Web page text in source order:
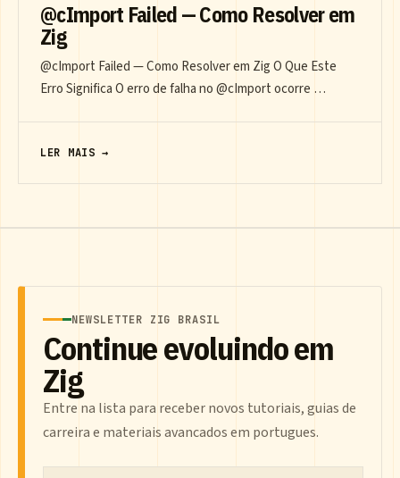
@cImport Failed — Como Resolver em
Zig
@cImport Failed — Como Resolver em Zig O Que Este
Erro Significa O erro de falha no @cImport ocorre …
LER MAIS →
NEWSLETTER ZIG BRASIL
Continue evoluindo em
Zig
Entre na lista para receber novos tutoriais, guias de
carreira e materiais avancados em portugues.